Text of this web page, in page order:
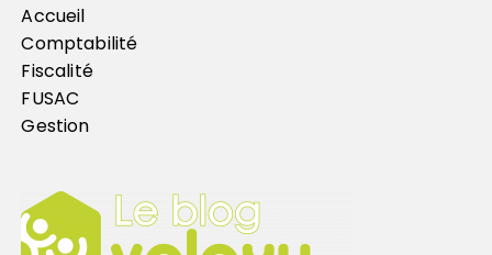
Accueil
Comptabilité
Fiscalité
FUSAC
Gestion